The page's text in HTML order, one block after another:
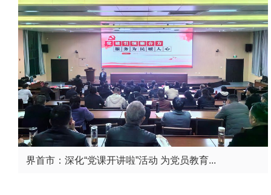
界首市：深化“党课开讲啦”活动 为党员教育...